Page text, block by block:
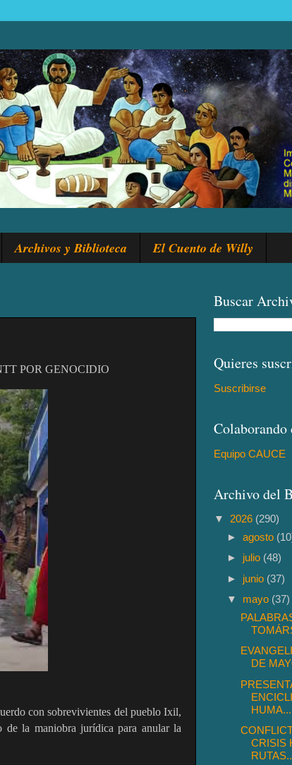
Archivos y Biblioteca El Cuento de Willy
POR GENOCIDIO
con sobrevivientes del pueblo Ixil,
de la maniobra jurídica para anular la
Buscar
Quieres
Suscribirse
Colaborando
Equipo CAUCE
Archivo del
▼ 2026 (290)
►agosto
► julio (48)
► junio (37)
▼ mayo (37)
DE
HUMA...
CRISIS